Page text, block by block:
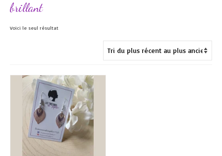
brillant
Voici le seul résultat